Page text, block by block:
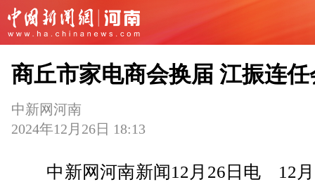
商丘市家电商会换届 江振连任
中新网河南
2024年12月26日 18:13
中新网河南新闻12月26日电 12月